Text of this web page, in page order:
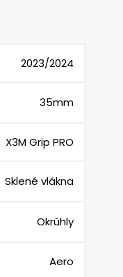
2023/2024
35mm
X3M Grip PRO
Sklené vlákna
Okrúhly
Aero